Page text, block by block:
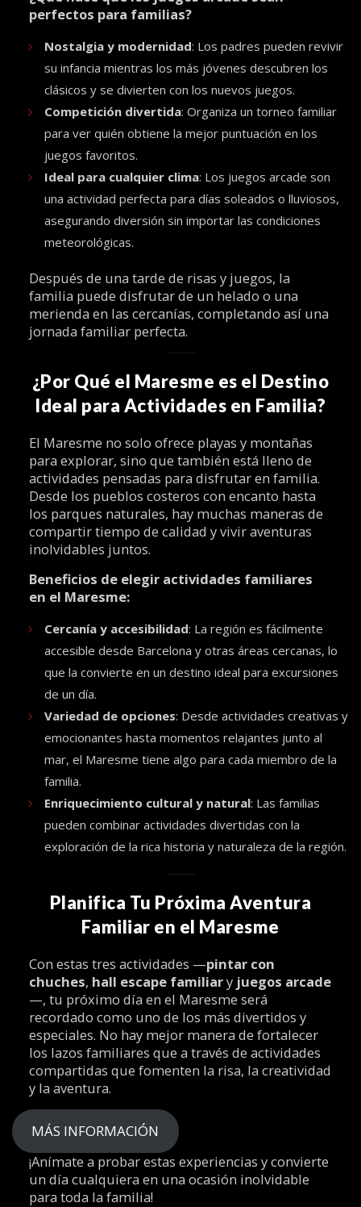
perfectos para familias?
Nostalgia y modernidad: Los padres pueden revivir
su infancia mientras los más jóvenes descubren los
clásicos y se divierten con los nuevos juegos.
Competición divertida: Organiza un torneo familiar
para ver quién obtiene la mejor puntuación en los
juegos favoritos.
Ideal para cualquier clima: Los juegos arcade son
una actividad perfecta para días soleados o lluviosos,
asegurando diversión sin importar las condiciones
meteorológicas.
Después de una tarde de risas y juegos, la
familia puede disfrutar de un helado o una
merienda en las cercanías, completando así una
jornada familiar perfecta.
¿Por Qué el Maresme es el Destino
Ideal para Actividades en Familia?
El Maresme no solo ofrece playas y montañas
para explorar, sino que también está lleno de
actividades pensadas para disfrutar en familia.
Desde los pueblos costeros con encanto hasta
los parques naturales, hay muchas maneras de
compartir tiempo de calidad y vivir aventuras
inolvidables juntos.
Beneficios de elegir actividades familiares
en el Maresme:
Cercanía y accesibilidad: La región es fácilmente
accesible desde Barcelona y otras áreas cercanas, lo
que la convierte en un destino ideal para excursiones
de un día.
Variedad de opciones: Desde actividades creativas y
emocionantes hasta momentos relajantes junto al
mar, el Maresme tiene algo para cada miembro de la
familia.
Enriquecimiento cultural y natural: Las familias
pueden combinar actividades divertidas con la
exploración de la rica historia y naturaleza de la región.
Planifica Tu Próxima Aventura
Familiar en el Maresme
Con estas tres actividades —pintar con
chuches, hall escape familiary juegos arcade
—, tu próximo día en el Maresme será
recordado como uno de los más divertidos y
especiales. No hay mejor manera de fortalecer
los lazos familiares que a través de actividades
compartidas que fomenten la risa, la creatividad
y la aventura.
MÁS INFORMACIÓN
¡Anímate a probar estas experiencias y convierte
un día cualquiera en una ocasión inolvidable
para toda la familia!